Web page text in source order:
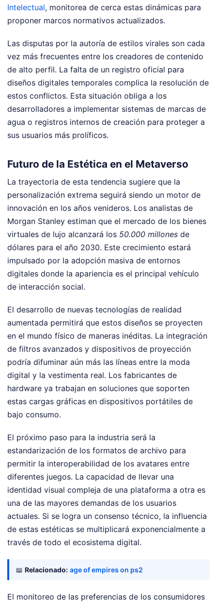
Intelectual, monitorea de cerca estas dinámicas para
proponer marcos normativos actualizados.
Las disputas por la autoría de estilos virales son cada
vez más frecuentes entre los creadores de contenido
de alto perfil. La falta de un registro oficial para
diseños digitales temporales complica la resolución de
estos conflictos. Esta situación obliga a los
desarrolladores a implementar sistemas de marcas de
agua o registros internos de creación para proteger a
sus usuarios más prolíficos.
Futuro de la Estética en el Metaverso
La trayectoria de esta tendencia sugiere que la
personalización extrema seguirá siendo un motor de
innovación en los años venideros. Los analistas de
Morgan Stanley estiman que el mercado de los bienes
virtuales de lujo alcanzará los 50.000 millones de
dólares para el año 2030. Este crecimiento estará
impulsado por la adopción masiva de entornos
digitales donde la apariencia es el principal vehículo
de interacción social.
El desarrollo de nuevas tecnologías de realidad
aumentada permitirá que estos diseños se proyecten
en el mundo físico de maneras inéditas. La integración
de filtros avanzados y dispositivos de proyección
podría difuminar aún más las líneas entre la moda
digital y la vestimenta real. Los fabricantes de
hardware ya trabajan en soluciones que soporten
estas cargas gráficas en dispositivos portátiles de
bajo consumo.
El próximo paso para la industria será la
estandarización de los formatos de archivo para
permitir la interoperabilidad de los avatares entre
diferentes juegos. La capacidad de llevar una
identidad visual compleja de una plataforma a otra es
una de las mayores demandas de los usuarios
actuales. Si se logra un consenso técnico, la influencia
de estas estéticas se multiplicará exponencialmente a
través de todo el ecosistema digital.
📖 Relacionado: age of empires on ps2
El monitoreo de las preferencias de los consumidores